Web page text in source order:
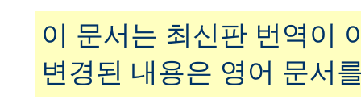
이 문서는 최신판 번역이
변경된 내용은 영어 문서